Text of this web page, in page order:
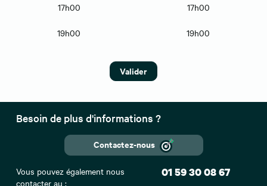
17h00
19h00
17h00
19h00
Valider
Besoin de plus d'informations ?
Contactez-nous
Vous pouvez également nous
contacter au :
01 59 30 08 67